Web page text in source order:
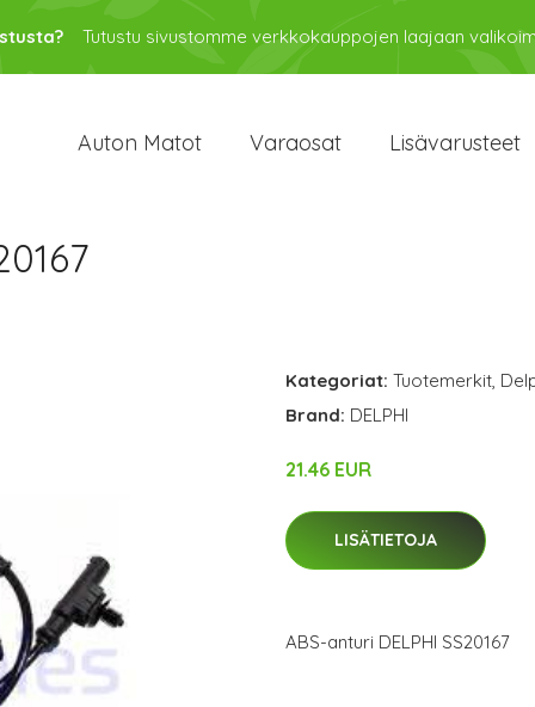
Tutustu sivustomme verkkokauppojen laajaan
Auton Matot Varaosat Lisävarusteet
Kategoriat: Tuotemerkit,
Brand: DELPHI
21.46 EUR
LISÄTIETOJA
ABS-anturi DELPHI SS20167